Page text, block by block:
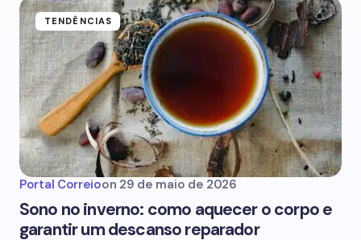
TENDÊNCIAS
Portal Correioon 29 de maio de 2026
Sono no inverno: como aquecer o corpo e
garantir um descanso reparador